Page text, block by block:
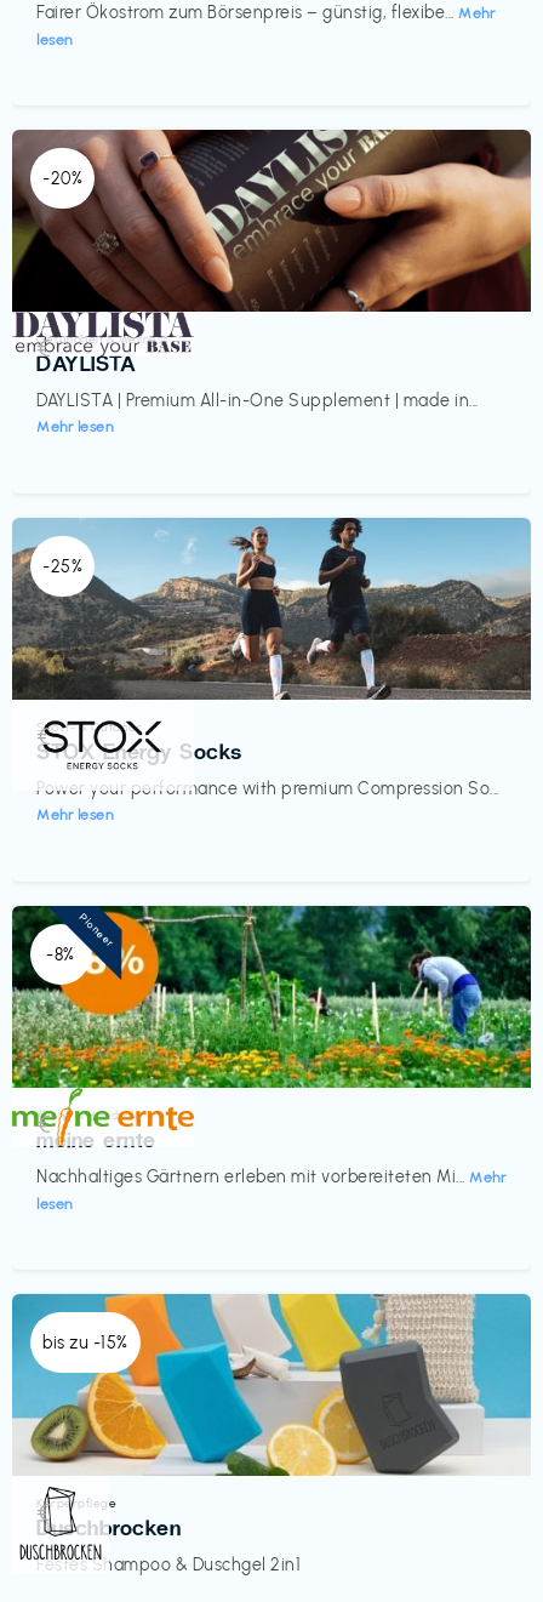
Fairer Ökostrom zum Börsenpreis – günstig, flexibe... Mehr
lesen
-20%
Gesundheit & Wellness
DAYLISTA
DAYLISTA | Premium All-in-One Supplement | made in...
Mehr lesen
€‎
-25%
Sport- & Outdoor
STOX Energy Socks
Power your performance with premium Compression So...
Mehr lesen
€‎
-8%
Küche & Haushalt
meine ernte
Nachhaltiges Gärtnern erleben mit vorbereiteten Mi... Mehr
lesen
€‎
Pioneer
bis zu -15%
Körperpflege
Duschbrocken
Festes Shampoo & Duschgel 2in1
€‎